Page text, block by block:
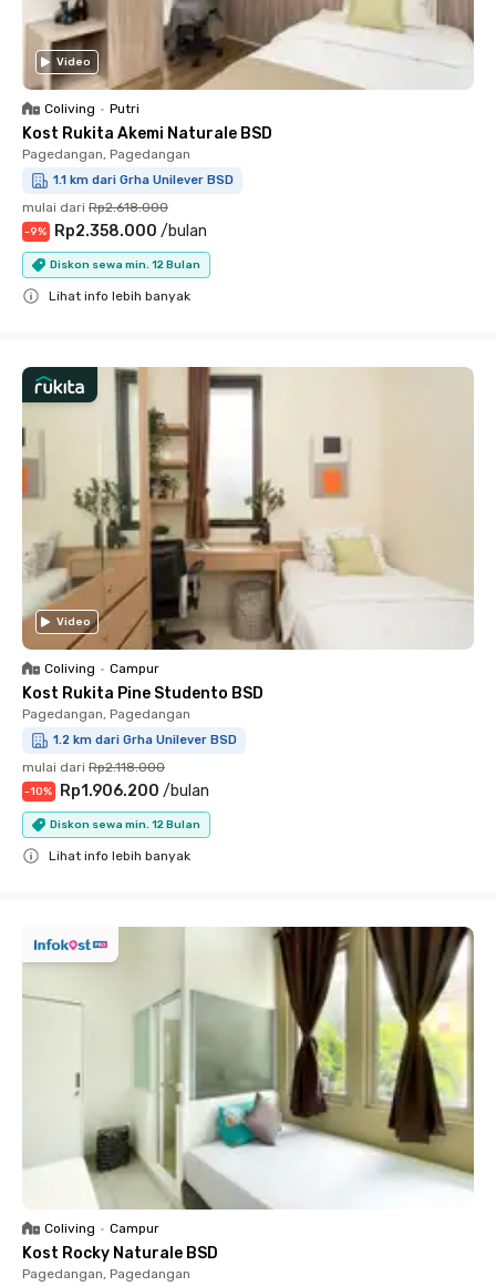
Video
Coliving • Putri
Kost Rukita Akemi Naturale BSD
Pagedangan, Pagedangan
1.1 km dari Grha Unilever BSD
mulai dari Rp2.618.000
-9% Rp2.358.000 /bulan
Diskon sewa min. 12 Bulan
Lihat info lebih banyak
Video
Coliving • Campur
Kost Rukita Pine Studento BSD
Pagedangan, Pagedangan
1.2 km dari Grha Unilever BSD
mulai dari Rp2.118.000
-10% Rp1.906.200 /bulan
Diskon sewa min. 12 Bulan
Lihat info lebih banyak
Coliving • Campur
Kost Rocky Naturale BSD
Pagedangan, Pagedangan